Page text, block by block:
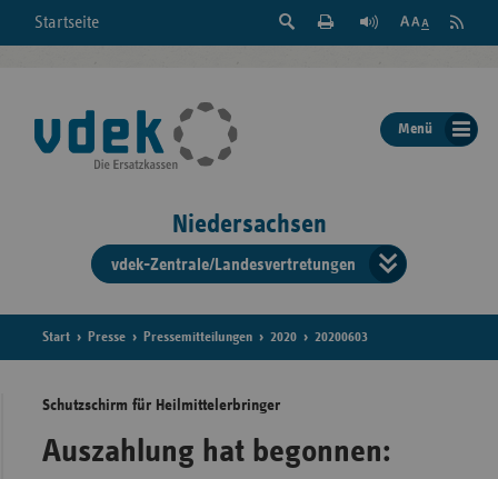
Startseite
Suche
der
Seite
Feed
Menü
Niedersachsen
vdek-Zentrale/Landesvertretungen
der
Start Presse Pressemitteilungen 2020 20200603
Schutzschirm für Heilmittelerbringer
Auszahlung hat begonnen: